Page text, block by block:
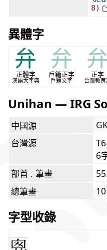
8)
異體字
弁
正體字
漢語大字典
弁
戶籍正字
戶籍文字
弁
正字
台灣教育
Unihan — IRG
中國源
台灣源
6
部首 . 筆畫
總筆畫
10
字型收錄